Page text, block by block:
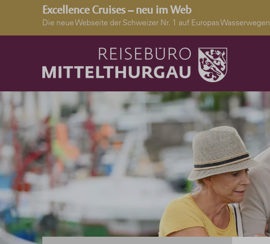
Excellence Cruises – neu im Web
Die neue Webseite der Schweizer Nr. 1 auf Europas Wasserwegen